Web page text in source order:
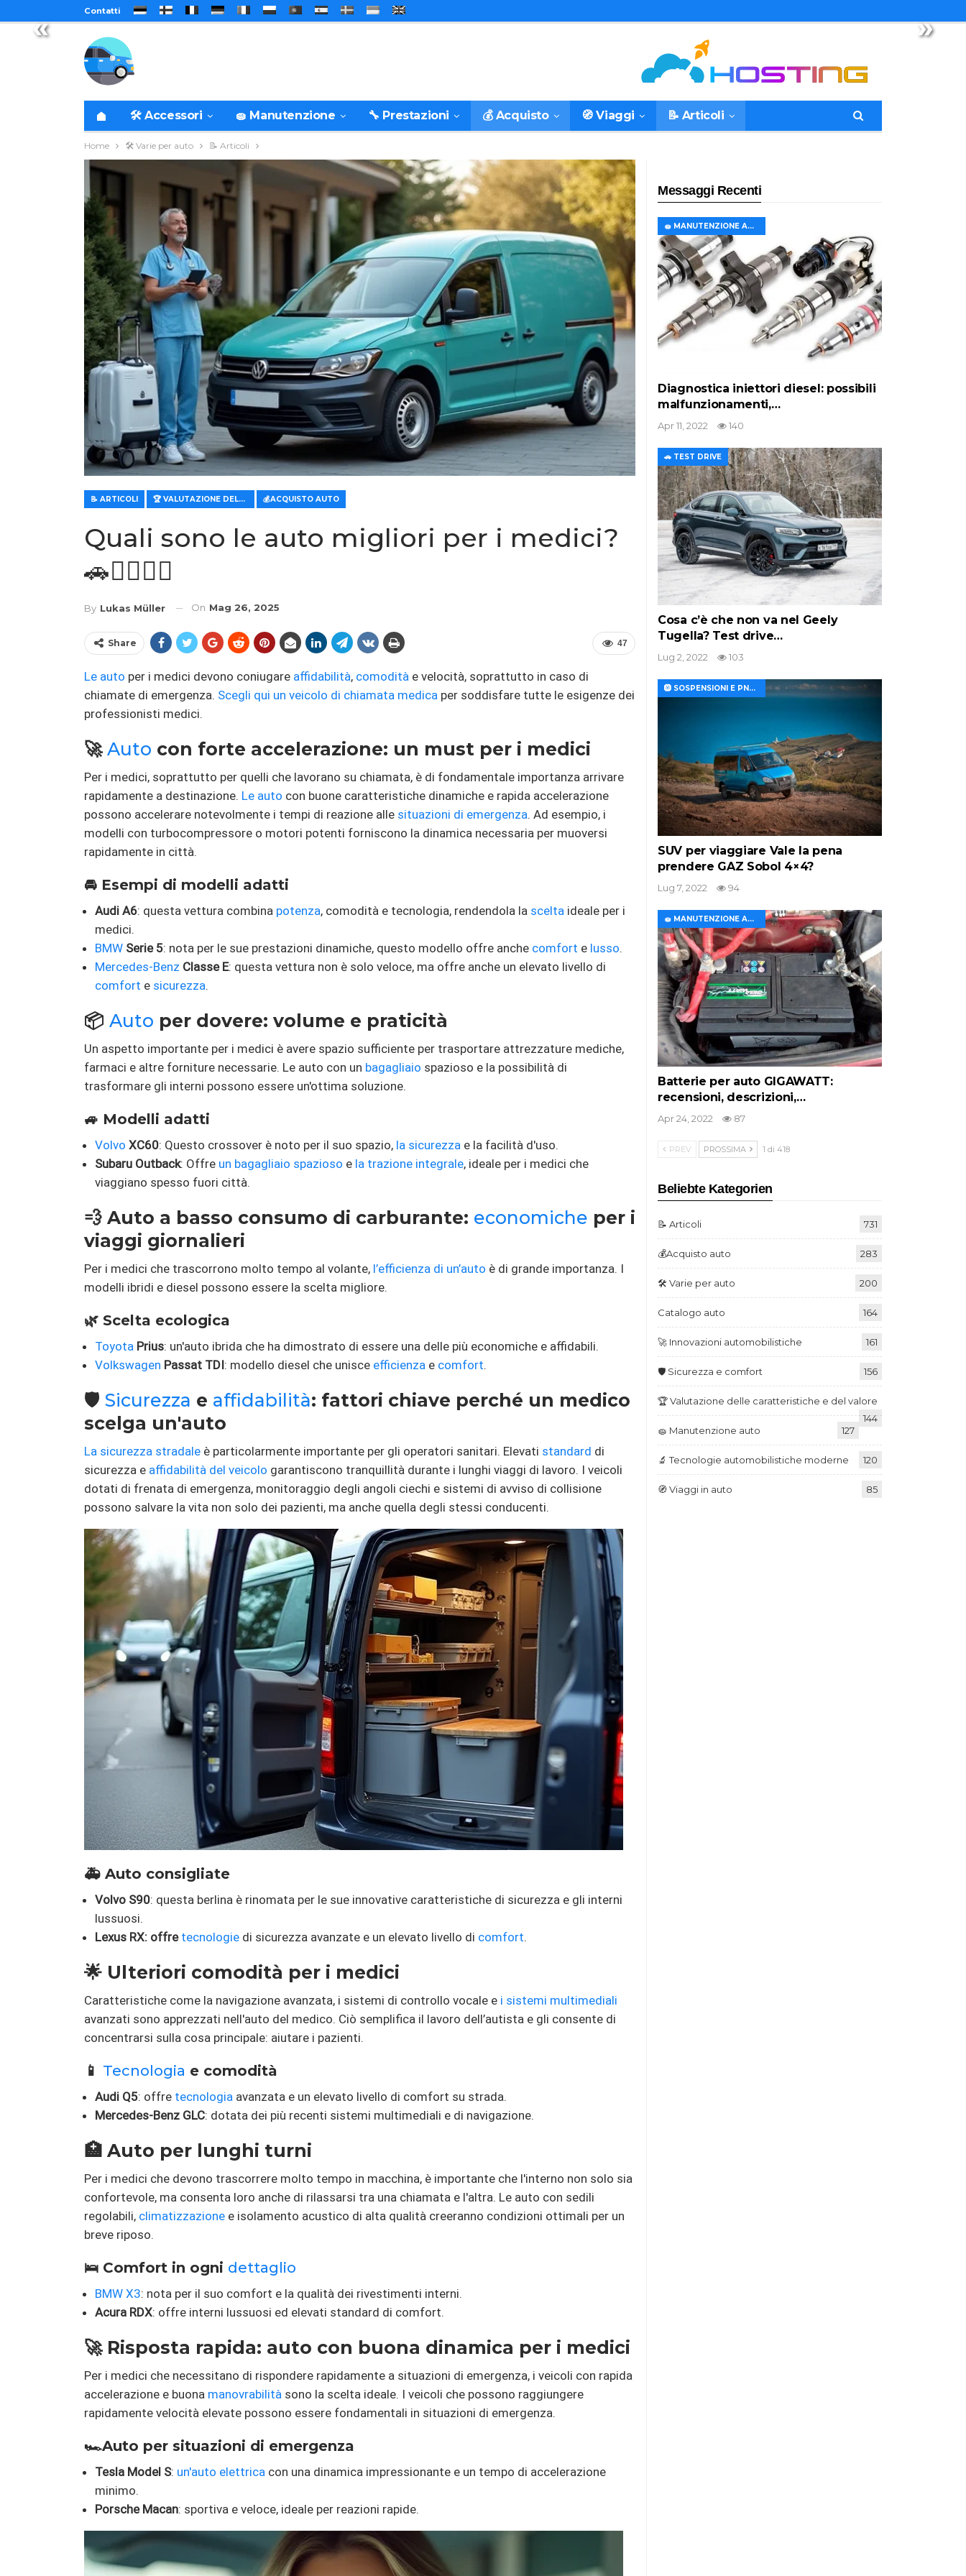
« »
Contatti
🛠️ Accessori 🧽 Manutenzione 🔧 Prestazioni 💰 Acquisto 🧭 Viaggi 📝 Articoli
Home 🛠️ Varie per auto 📝 Articoli
📝 ARTICOLI 🏆 VALUTAZIONE DELLE CARATTERISTICHE E DEL VALORE 💰ACQUISTO AUTO
Quali sono le auto migliori per i medici?
🚗👩‍⚕️👨‍⚕️
By Lukas Müller On Mag 26, 2025
47
Share
Le auto per i medici devono coniugare affidabilità, comodità e velocità, soprattutto in caso di
chiamate di emergenza. Scegli qui un veicolo di chiamata medica per soddisfare tutte le esigenze dei
professionisti medici.
🚀 Auto con forte accelerazione: un must per i medici
Per i medici, soprattutto per quelli che lavorano su chiamata, è di fondamentale importanza arrivare
rapidamente a destinazione. Le auto con buone caratteristiche dinamiche e rapida accelerazione
possono accelerare notevolmente i tempi di reazione alle situazioni di emergenza. Ad esempio, i
modelli con turbocompressore o motori potenti forniscono la dinamica necessaria per muoversi
rapidamente in città.
🚘 Esempi di modelli adatti
Audi A6: questa vettura combina potenza, comodità e tecnologia, rendendola la scelta ideale per i
medici.
BMW Serie 5: nota per le sue prestazioni dinamiche, questo modello offre anche comfort e lusso.
Mercedes-Benz Classe E: questa vettura non è solo veloce, ma offre anche un elevato livello di
comfort e sicurezza.
📦 Auto per dovere: volume e praticità
Un aspetto importante per i medici è avere spazio sufficiente per trasportare attrezzature mediche,
farmaci e altre forniture necessarie. Le auto con un bagagliaio spazioso e la possibilità di
trasformare gli interni possono essere un'ottima soluzione.
🚙 Modelli adatti
Volvo XC60: Questo crossover è noto per il suo spazio, la sicurezza e la facilità d'uso.
Subaru Outback: Offre un bagagliaio spazioso e la trazione integrale, ideale per i medici che
viaggiano spesso fuori città.
💨 Auto a basso consumo di carburante: economiche per i
viaggi giornalieri
Per i medici che trascorrono molto tempo al volante, l’efficienza di un’auto è di grande importanza. I
modelli ibridi e diesel possono essere la scelta migliore.
🌿 Scelta ecologica
Toyota Prius: un'auto ibrida che ha dimostrato di essere una delle più economiche e affidabili.
Volkswagen Passat TDI: modello diesel che unisce efficienza e comfort.
🛡️ Sicurezza e affidabilità: fattori chiave perché un medico
scelga un'auto
La sicurezza stradale è particolarmente importante per gli operatori sanitari. Elevati standard di
sicurezza e affidabilità del veicolo garantiscono tranquillità durante i lunghi viaggi di lavoro. I veicoli
dotati di frenata di emergenza, monitoraggio degli angoli ciechi e sistemi di avviso di collisione
possono salvare la vita non solo dei pazienti, ma anche quella degli stessi conducenti.
🚑 Auto consigliate
Volvo S90: questa berlina è rinomata per le sue innovative caratteristiche di sicurezza e gli interni
lussuosi.
Lexus RX: offre tecnologie di sicurezza avanzate e un elevato livello di comfort.
🌟 Ulteriori comodità per i medici
Caratteristiche come la navigazione avanzata, i sistemi di controllo vocale e i sistemi multimediali
avanzati sono apprezzati nell'auto del medico. Ciò semplifica il lavoro dell’autista e gli consente di
concentrarsi sulla cosa principale: aiutare i pazienti.
📱 Tecnologia e comodità
Audi Q5: offre tecnologia avanzata e un elevato livello di comfort su strada.
Mercedes-Benz GLC: dotata dei più recenti sistemi multimediali e di navigazione.
🏥 Auto per lunghi turni
Per i medici che devono trascorrere molto tempo in macchina, è importante che l'interno non solo sia
confortevole, ma consenta loro anche di rilassarsi tra una chiamata e l'altra. Le auto con sedili
regolabili, climatizzazione e isolamento acustico di alta qualità creeranno condizioni ottimali per un
breve riposo.
🛌 Comfort in ogni dettaglio
BMW X3: nota per il suo comfort e la qualità dei rivestimenti interni.
Acura RDX: offre interni lussuosi ed elevati standard di comfort.
🚀 Risposta rapida: auto con buona dinamica per i medici
Per i medici che necessitano di rispondere rapidamente a situazioni di emergenza, i veicoli con rapida
accelerazione e buona manovrabilità sono la scelta ideale. I veicoli che possono raggiungere
rapidamente velocità elevate possono essere fondamentali in situazioni di emergenza.
🏎️Auto per situazioni di emergenza
Tesla Model S: un'auto elettrica con una dinamica impressionante e un tempo di accelerazione
minimo.
Porsche Macan: sportiva e veloce, ideale per reazioni rapide.
Messaggi Recenti
🧽 MANUTENZIONE AUTO
Diagnostica iniettori diesel: possibili
malfunzionamenti,…
Apr 11, 2022 140
🚗 TEST DRIVE
Cosa c’è che non va nel Geely
Tugella? Test drive…
Lug 2, 2022 103
🛞 SOSPENSIONI E PNEUMATICI
SUV per viaggiare Vale la pena
prendere GAZ Sobol 4×4?
Lug 7, 2022 94
🧽 MANUTENZIONE AUTO
Batterie per auto GIGAWATT:
recensioni, descrizioni,…
Apr 24, 2022 87
PREV PROSSIMA 1 di 418
Beliebte Kategorien
📝 Articoli 731
💰Acquisto auto 283
🛠️ Varie per auto 200
Catalogo auto 164
🚀 Innovazioni automobilistiche 161
🛡️ Sicurezza e comfort 156
🏆 Valutazione delle caratteristiche e del valore
144
🧽 Manutenzione auto
127
🔬 Tecnologie automobilistiche moderne 120
🧭 Viaggi in auto 85